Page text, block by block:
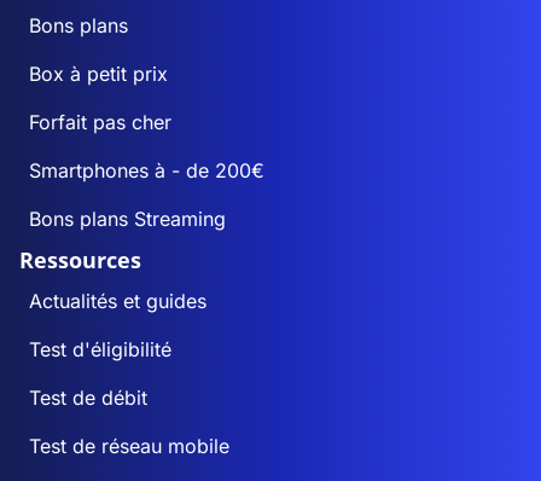
Bons plans
Box à petit prix
Forfait pas cher
Smartphones à - de 200€
Bons plans Streaming
Ressources
Actualités et guides
Test d'éligibilité
Test de débit
Test de réseau mobile